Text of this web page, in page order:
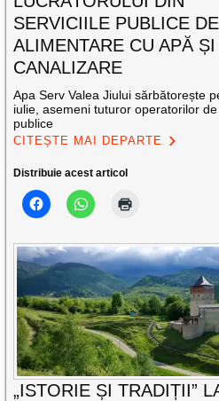
SERVICIILE PUBLICE DE
ALIMENTARE CU APĂ
CANALIZARE
Apa Serv Valea Jiului sărbătorește
iulie, asemeni tuturor operatorilor
publice
CITEȘTE MAI DEPARTE
Distribuie acest articol
„ISTORIE ȘI TRADIȚII”